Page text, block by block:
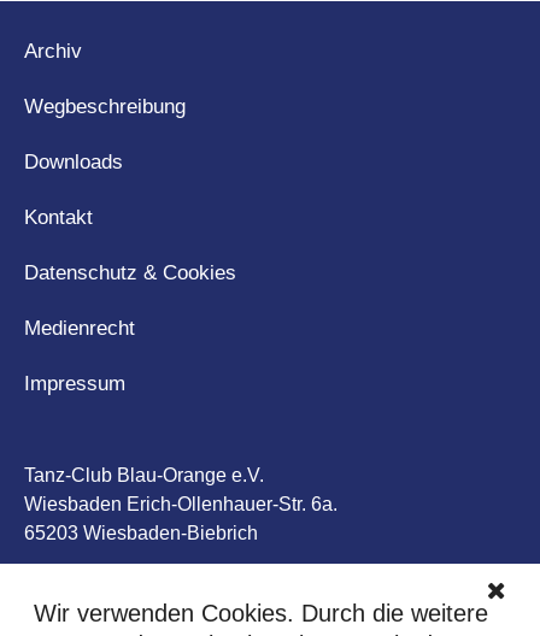
Wir verwenden Cookies. Durch die weitere
Archiv
Wegbeschreibung
Downloads
Kontakt
Datenschutz & Cookies
Medienrecht
Impressum
Tanz-Club Blau-Orange e.V.
Wiesbaden Erich-Ollenhauer-Str. 6a.
65203 Wiesbaden-Biebrich